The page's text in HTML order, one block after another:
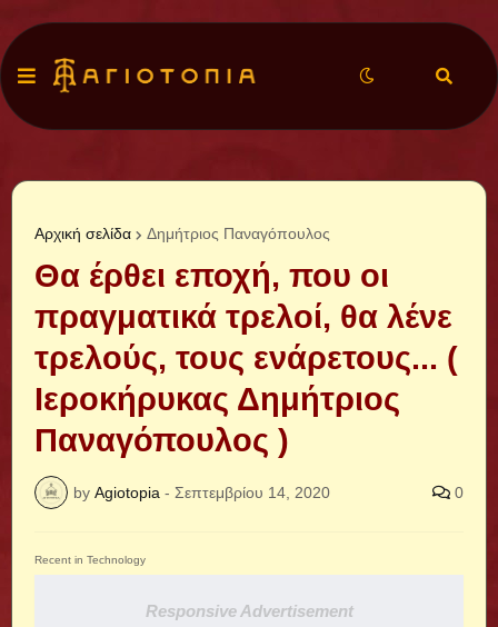
Αρχική σελίδα Δημήτριος Παναγόπουλος
Θα έρθει εποχή, που οι
πραγματικά τρελοί, θα λένε
τρελούς, τους ενάρετους... (
Ιεροκήρυκας Δημήτριος
Παναγόπουλος )
by Agiotopia - Σεπτεμβρίου 14, 2020 0
Recent in Technology
Responsive Advertisement